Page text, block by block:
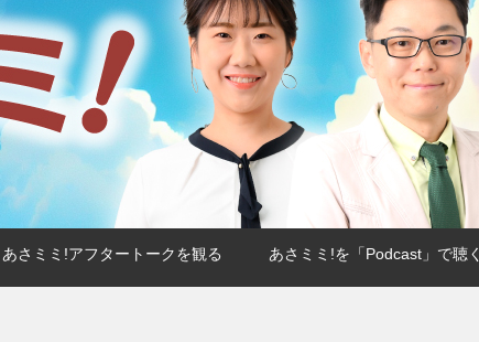
あさミミ!アフタートークを観る あさミミ!を「Podcast」で聴く